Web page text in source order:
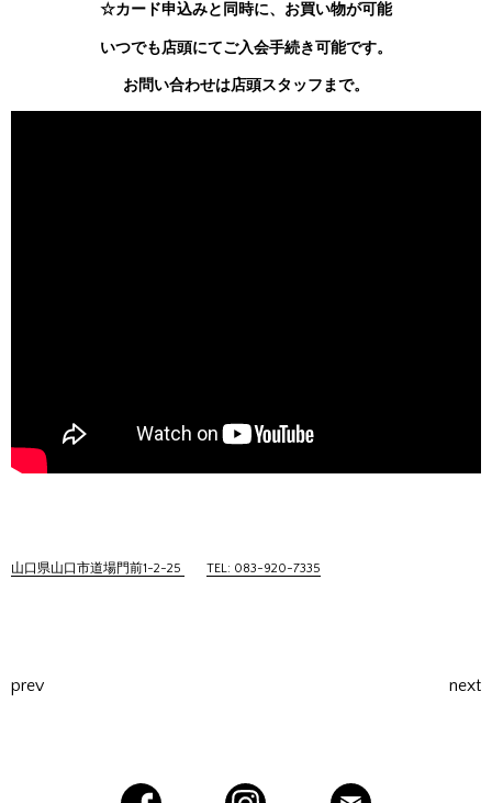
☆カード申込みと同時に、お買い物が可能
いつでも店頭にてご入会手続き可能です。
お問い合わせは店頭スタッフまで。
山口県山口市道場門前1-2-25 TEL: 083-920-7335
prev next